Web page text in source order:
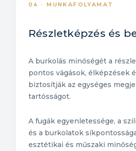
04 · MUNKAFOLYAMAT
Részletképzés és
A burkolás minőségét a
pontos vágások, élképzések
biztosítják az egységes
tartósságot.
A fugák egyenletessége, a
és a burkolatok
esztétikai és műszaki